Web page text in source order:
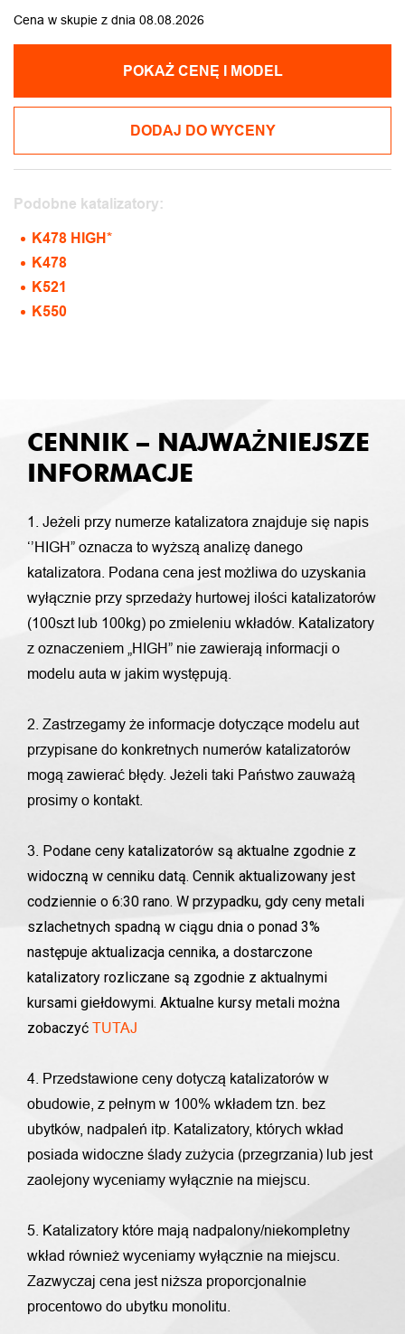
Cena w skupie z dnia 08.08.2026
POKAŻ CENĘ I MODEL
DODAJ DO WYCENY
Podobne katalizatory:
K478 HIGH*
K478
K521
K550
CENNIK – NAJWAŻNIEJSZE
INFORMACJE
1. Jeżeli przy numerze katalizatora znajduje się napis
‘’HIGH” oznacza to wyższą analizę danego
katalizatora. Podana cena jest możliwa do uzyskania
wyłącznie przy sprzedaży hurtowej ilości katalizatorów
(100szt lub 100kg) po zmieleniu wkładów. Katalizatory
z oznaczeniem „HIGH” nie zawierają informacji o
modelu auta w jakim występują.
2. Zastrzegamy że informacje dotyczące modelu aut
przypisane do konkretnych numerów katalizatorów
mogą zawierać błędy. Jeżeli taki Państwo zauważą
prosimy o kontakt.
3. Podane ceny katalizatorów są aktualne zgodnie z
widoczną w cenniku datą. Cennik aktualizowany jest
codziennie o 6:30 rano. W przypadku, gdy ceny metali
szlachetnych spadną w ciągu dnia o ponad 3%
następuje aktualizacja cennika, a dostarczone
katalizatory rozliczane są zgodnie z aktualnymi
kursami giełdowymi. Aktualne kursy metali można
zobaczyć TUTAJ
4. Przedstawione ceny dotyczą katalizatorów w
obudowie, z pełnym w 100% wkładem tzn. bez
ubytków, nadpaleń itp. Katalizatory, których wkład
posiada widoczne ślady zużycia (przegrzania) lub jest
zaolejony wyceniamy wyłącznie na miejscu.
5. Katalizatory które mają nadpalony/niekompletny
wkład również wyceniamy wyłącznie na miejscu.
Zazwyczaj cena jest niższa proporcjonalnie
procentowo do ubytku monolitu.